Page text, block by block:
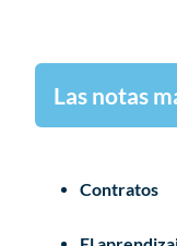
Las notas
Contratos